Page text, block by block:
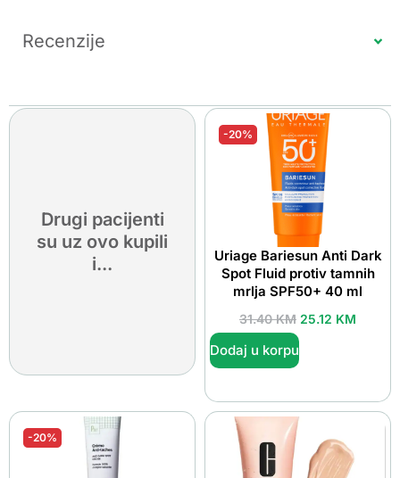
Recenzije
Drugi pacijenti
su uz ovo kupili
i...
-20%
Uriage Bariesun Anti Dark
Spot Fluid protiv tamnih
mrlja SPF50+ 40 ml
31.40KM 25.12 KM
Dodaj u korpu
-20%